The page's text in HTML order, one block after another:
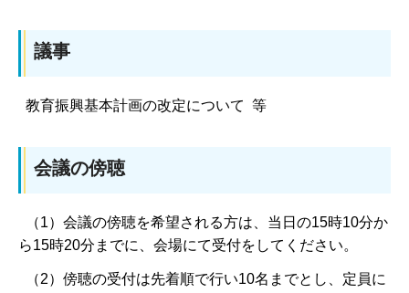
議事
教育振興基本計画の改定について 等
会議の傍聴
（1）会議の傍聴を希望される方は、当日の15時10分か
ら15時20分までに、会場にて受付をしてください。
（2）傍聴の受付は先着順で行い10名までとし、定員に